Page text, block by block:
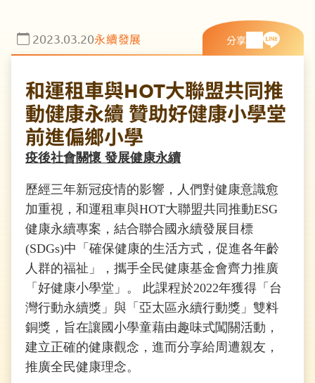
2023.03.20永續發展 分享
和運租車與HOT大聯盟共同推
動健康永續 贊助好健康小學堂
前進偏鄉小學
疫後社會關懷 發展健康永續
歷經三年新冠疫情的影響，人們對健康意識愈
加重視，和運租車與HOT大聯盟共同推動ESG
健康永續專案，結合聯合國永續發展目標
(SDGs)中「確保健康的生活方式，促進各年齡
人群的福祉」，攜手全民健康基金會齊力推廣
「好健康小學堂」。 此課程於2022年獲得「台
灣行動永續獎」與「亞太區永續行動獎」雙料
銅獎，旨在讓國小學童藉由趣味式闖關活動，
建立正確的健康觀念，進而分享給周遭親友，
推廣全民健康理念。